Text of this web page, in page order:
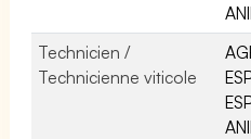
Technicien /
Technicienne viticole